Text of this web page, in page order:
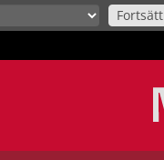
Fortsätt